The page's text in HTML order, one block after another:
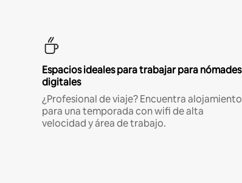
Espacios ideales para trabajar para nómades
digitales
¿Profesional de viaje? Encuentra alojamiento
para una temporada con wifi de alta
velocidad y área de trabajo.